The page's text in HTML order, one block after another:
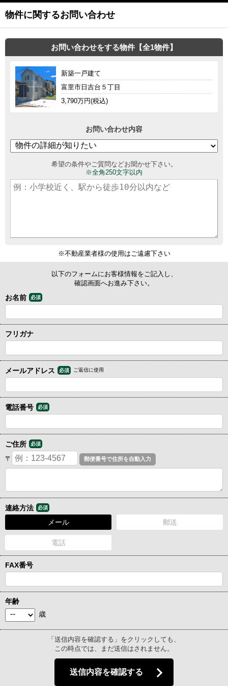
物件に関するお問い合わせ
お問い合わせをする物件【全1物件】
新築一戸建て
富里市日吉台５丁目
3,790万円(税込)
お問い合わせ内容
希望の条件やご質問などお聞かせ下さい。
※全角250文字以内
※不動産業者様の使用はご遠慮下さい
以下のフォームにお客様情報をご記入し、
確認画面へお進み下さい。
お名前 必須
フリガナ
メールアドレス 必須 ご返信に使用
電話番号 必須
ご住所 必須
〒
連絡方法 必須
メール 郵送
電話
FAX番号
年齢
歳
「送信内容を確認する」をクリックしても、
この時点では、まだ送信はされません。
送信内容を確認する